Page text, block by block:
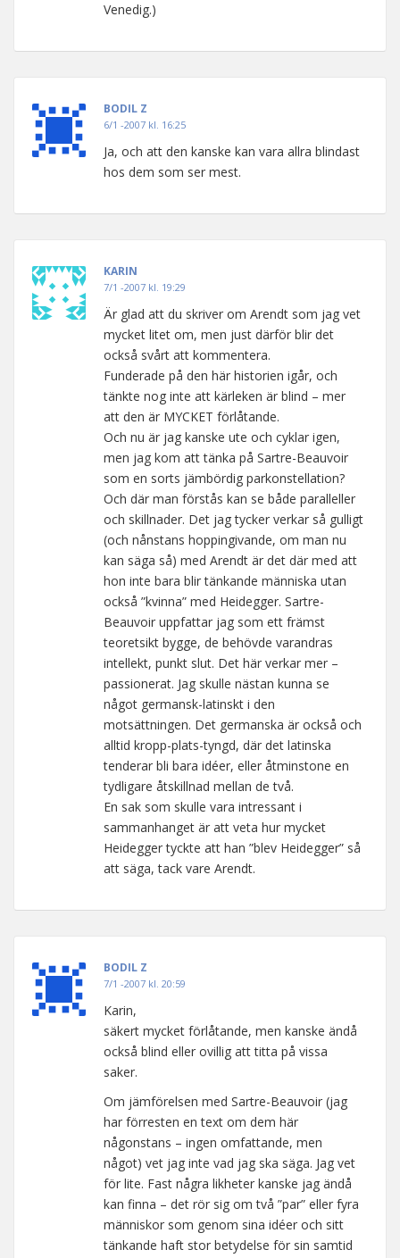
Venedig.)
BODIL Z
6/1 -2007 kl. 16:25
Ja, och att den kanske kan vara allra blindast
hos dem som ser mest.
KARIN
7/1 -2007 kl. 19:29
Är glad att du skriver om Arendt som jag vet
mycket litet om, men just därför blir det
också svårt att kommentera.
Funderade på den här historien igår, och
tänkte nog inte att kärleken är blind – mer
att den är MYCKET förlåtande.
Och nu är jag kanske ute och cyklar igen,
men jag kom att tänka på Sartre-Beauvoir
som en sorts jämbördig parkonstellation?
Och där man förstås kan se både paralleller
och skillnader. Det jag tycker verkar så gulligt
(och nånstans hoppingivande, om man nu
kan säga så) med Arendt är det där med att
hon inte bara blir tänkande människa utan
också ”kvinna” med Heidegger. Sartre-
Beauvoir uppfattar jag som ett främst
teoretsikt bygge, de behövde varandras
intellekt, punkt slut. Det här verkar mer –
passionerat. Jag skulle nästan kunna se
något germansk-latinskt i den
motsättningen. Det germanska är också och
alltid kropp-plats-tyngd, där det latinska
tenderar bli bara idéer, eller åtminstone en
tydligare åtskillnad mellan de två.
En sak som skulle vara intressant i
sammanhanget är att veta hur mycket
Heidegger tyckte att han ”blev Heidegger” så
att säga, tack vare Arendt.
BODIL Z
7/1 -2007 kl. 20:59
Karin,
säkert mycket förlåtande, men kanske ändå
också blind eller ovillig att titta på vissa
saker.
Om jämförelsen med Sartre-Beauvoir (jag
har förresten en text om dem här
någonstans – ingen omfattande, men
något) vet jag inte vad jag ska säga. Jag vet
för lite. Fast några likheter kanske jag ändå
kan finna – det rör sig om två ”par” eller fyra
människor som genom sina idéer och sitt
tänkande haft stor betydelse för sin samtid